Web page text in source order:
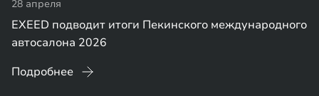
28 апреля
EXEED подводит итоги Пекинского международного
автосалона 2026
Подробнее